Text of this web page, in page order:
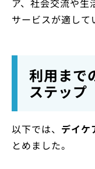
ア、社会交流や生
サービスが適して
利用まで
ステップ
以下では、 デイケ
とめました。